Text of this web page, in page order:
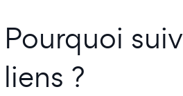
Pourquoi
liens ?